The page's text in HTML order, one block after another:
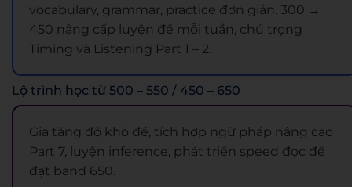
vocabulary, grammar, practice đơn giản. 300 →
450 nâng cấp luyện đề mỗi tuần, chú trọng
Timing và Listening Part 1 – 2.
Lộ trình học từ 500 – 550 / 450 – 650
Gia tăng độ khó đề, tích hợp ngữ pháp nâng cao
Part 7, luyện inference, phát triển speed đọc để
đạt band 650.